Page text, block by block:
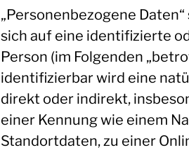
„Personenbezogene
sich auf eine identifizierte
Person (im Folgenden
identifizierbar wird eine
direkt oder indirekt,
einer Kennung wie einem
Standortdaten, zu einer